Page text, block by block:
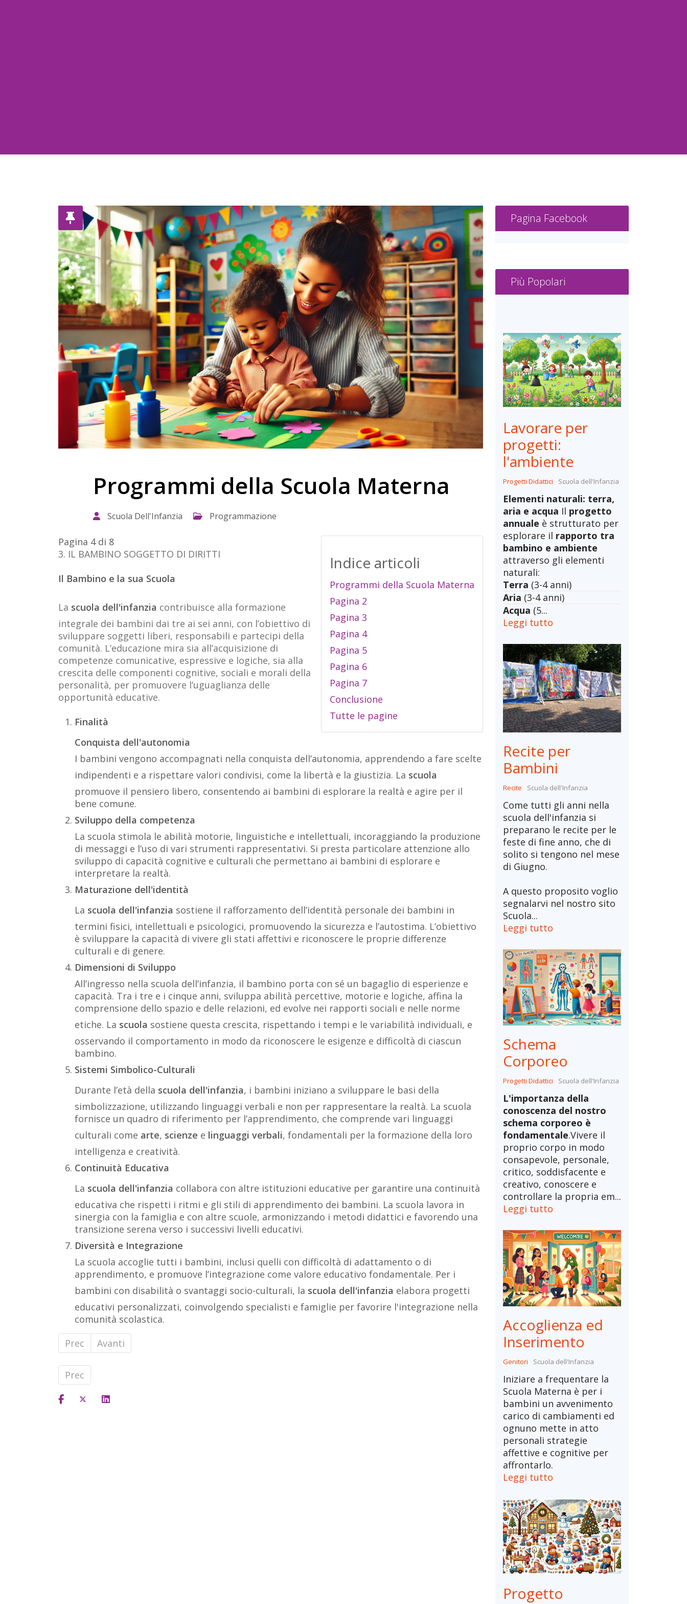
Programmi della Scuola Materna
Scuola Dell'Infanzia Programmazione
Indice articoli
Programmi della Scuola Materna
Pagina 2
Pagina 3
Pagina 4
Pagina 5
Pagina 6
Pagina 7
Conclusione
Tutte le pagine
Pagina 4 di 8
3. IL BAMBINO SOGGETTO DI DIRITTI
Il Bambino e la sua Scuola
La scuola dell'infanzia contribuisce alla formazione
integrale dei bambini dai tre ai sei anni, con l’obiettivo di
sviluppare soggetti liberi, responsabili e partecipi della
comunità. L’educazione mira sia all’acquisizione di
competenze comunicative, espressive e logiche, sia alla
crescita delle componenti cognitive, sociali e morali della
personalità, per promuovere l’uguaglianza delle
opportunità educative.
Finalità
Conquista dell'autonomia
I bambini vengono accompagnati nella conquista dell’autonomia, apprendendo a fare scelte
indipendenti e a rispettare valori condivisi, come la libertà e la giustizia. La scuola
promuove il pensiero libero, consentendo ai bambini di esplorare la realtà e agire per il
bene comune.
Sviluppo della competenza
La scuola stimola le abilità motorie, linguistiche e intellettuali, incoraggiando la produzione
di messaggi e l’uso di vari strumenti rappresentativi. Si presta particolare attenzione allo
sviluppo di capacità cognitive e culturali che permettano ai bambini di esplorare e
interpretare la realtà.
Maturazione dell'identità
La scuola dell'infanzia sostiene il rafforzamento dell’identità personale dei bambini in
termini fisici, intellettuali e psicologici, promuovendo la sicurezza e l’autostima. L’obiettivo
è sviluppare la capacità di vivere gli stati affettivi e riconoscere le proprie differenze
culturali e di genere.
Dimensioni di Sviluppo
All’ingresso nella scuola dell’infanzia, il bambino porta con sé un bagaglio di esperienze e
capacità. Tra i tre e i cinque anni, sviluppa abilità percettive, motorie e logiche, affina la
comprensione dello spazio e delle relazioni, ed evolve nei rapporti sociali e nelle norme
etiche. La scuola sostiene questa crescita, rispettando i tempi e le variabilità individuali, e
osservando il comportamento in modo da riconoscere le esigenze e difficoltà di ciascun
bambino.
Sistemi Simbolico-Culturali
Durante l’età della scuola dell'infanzia, i bambini iniziano a sviluppare le basi della
simbolizzazione, utilizzando linguaggi verbali e non per rappresentare la realtà. La scuola
fornisce un quadro di riferimento per l’apprendimento, che comprende vari linguaggi
culturali come arte, scienze e linguaggi verbali, fondamentali per la formazione della loro
intelligenza e creatività.
Continuità Educativa
La scuola dell'infanzia collabora con altre istituzioni educative per garantire una continuità
educativa che rispetti i ritmi e gli stili di apprendimento dei bambini. La scuola lavora in
sinergia con la famiglia e con altre scuole, armonizzando i metodi didattici e favorendo una
transizione serena verso i successivi livelli educativi.
Diversità e Integrazione
La scuola accoglie tutti i bambini, inclusi quelli con difficoltà di adattamento o di
apprendimento, e promuove l’integrazione come valore educativo fondamentale. Per i
bambini con disabilità o svantaggi socio-culturali, la scuola dell'infanzia elabora progetti
educativi personalizzati, coinvolgendo specialisti e famiglie per favorire l'integrazione nella
comunità scolastica.
Prec
Avanti
Articolo precedente: Esempio di programmazione
Prec
Pagina Facebook
Più Popolari
Lavorare per
progetti:
l'ambiente
Progetti Didattici Scuola dell'Infanzia
Elementi naturali: terra,
aria e acqua Il progetto
annuale è strutturato per
esplorare il rapporto tra
bambino e ambiente
attraverso gli elementi
naturali:
Terra (3-4 anni)
Aria (3-4 anni)
Acqua (5...
Leggi tutto
Recite per
Bambini
Recite Scuola dell'Infanzia
Come tutti gli anni nella
scuola dell'infanzia si
preparano le recite per le
feste di fine anno, che di
solito si tengono nel mese
di Giugno.
A questo proposito voglio
segnalarvi nel nostro sito
Scuola...
Leggi tutto
Schema
Corporeo
Progetti Didattici Scuola dell'Infanzia
L'importanza della
conoscenza del nostro
schema corporeo è
fondamentale.Vivere il
proprio corpo in modo
consapevole, personale,
critico, soddisfacente e
creativo, conoscere e
controllare la propria em...
Leggi tutto
Accoglienza ed
Inserimento
Genitori Scuola dell'Infanzia
Iniziare a frequentare la
Scuola Materna è per i
bambini un avvenimento
carico di cambiamenti ed
ognuno mette in atto
personali strategie
affettive e cognitive per
affrontarlo.
Leggi tutto
Progetto